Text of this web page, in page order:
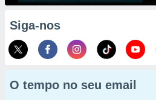
Siga-nos
O tempo no seu email